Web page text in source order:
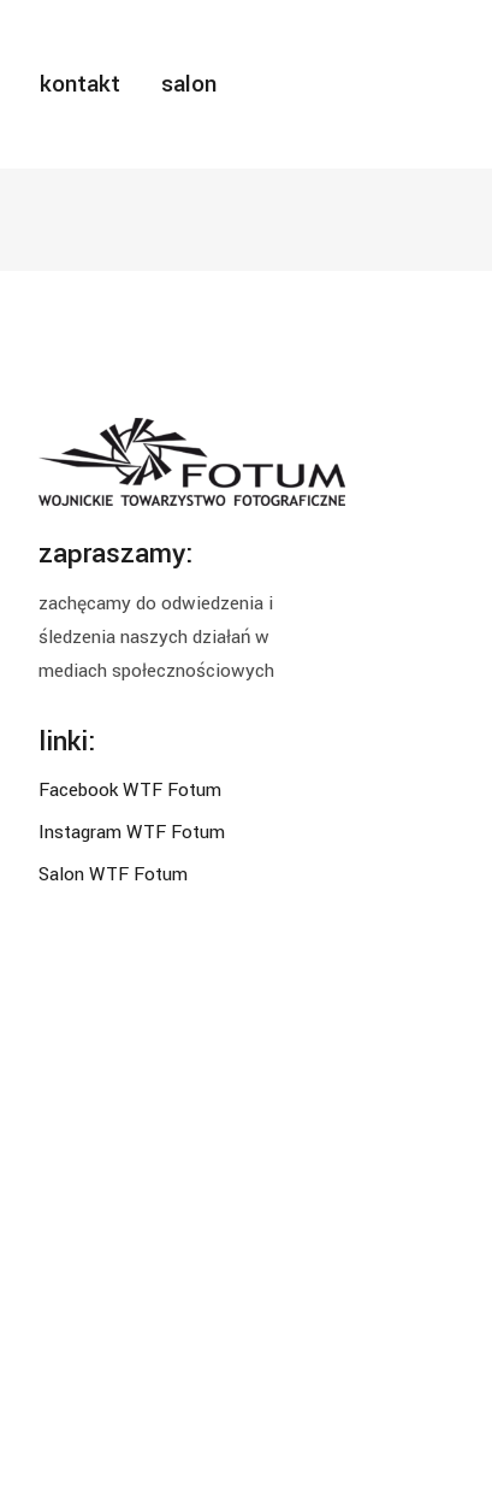
kontakt salon
zapraszamy:
zachęcamy do odwiedzenia i
śledzenia naszych działań w
mediach społecznościowych
linki:
Facebook WTF Fotum
Instagram WTF Fotum
Salon WTF Fotum